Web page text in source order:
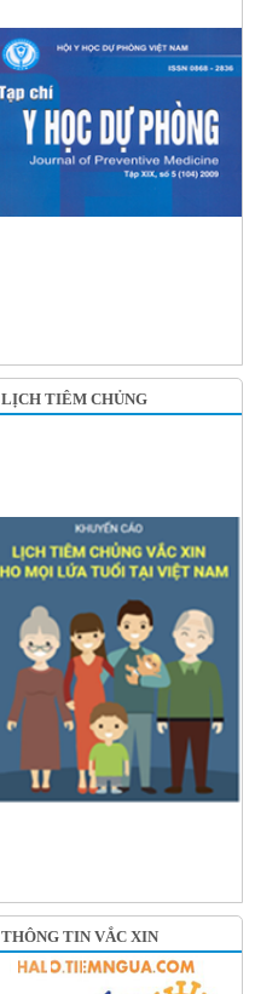
LỊCH TIÊM CHỦNG
THÔNG TIN VẮC XIN